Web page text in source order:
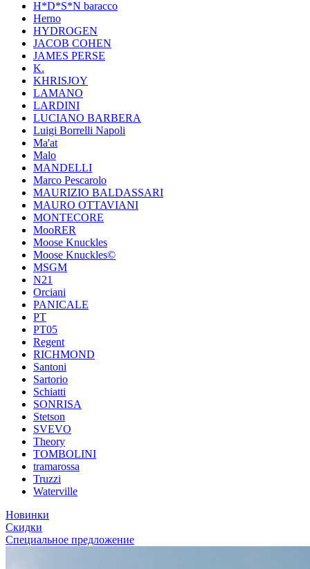
H*D*S*N baracco
Herno
HYDROGEN
JACOB COHEN
JAMES PERSE
K.
KHRISJOY
LAMANO
LARDINI
LUCIANO BARBERA
Luigi Borrelli Napoli
Ma'at
Malo
MANDELLI
Marco Pescarolo
MAURIZIO BALDASSARI
MAURO OTTAVIANI
MONTECORE
MooRER
Moose Knuckles
Moose Knuckles©️
MSGM
N21
Orciani
PANICALE
PT
PT05
Regent
RICHMOND
Santoni
Sartorio
Schiatti
SONRISA
Stetson
SVEVO
Theory
TOMBOLINI
tramarossa
Truzzi
Waterville
Новинки
Скидки
Специальное предложение